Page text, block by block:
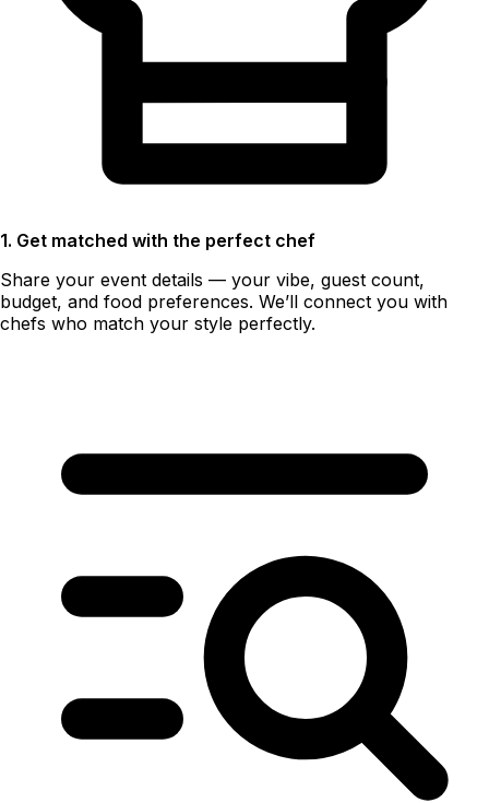
1. Get matched with the perfect chef
Share your event details — your vibe, guest count,
budget, and food preferences. We’ll connect you with
chefs who match your style perfectly.